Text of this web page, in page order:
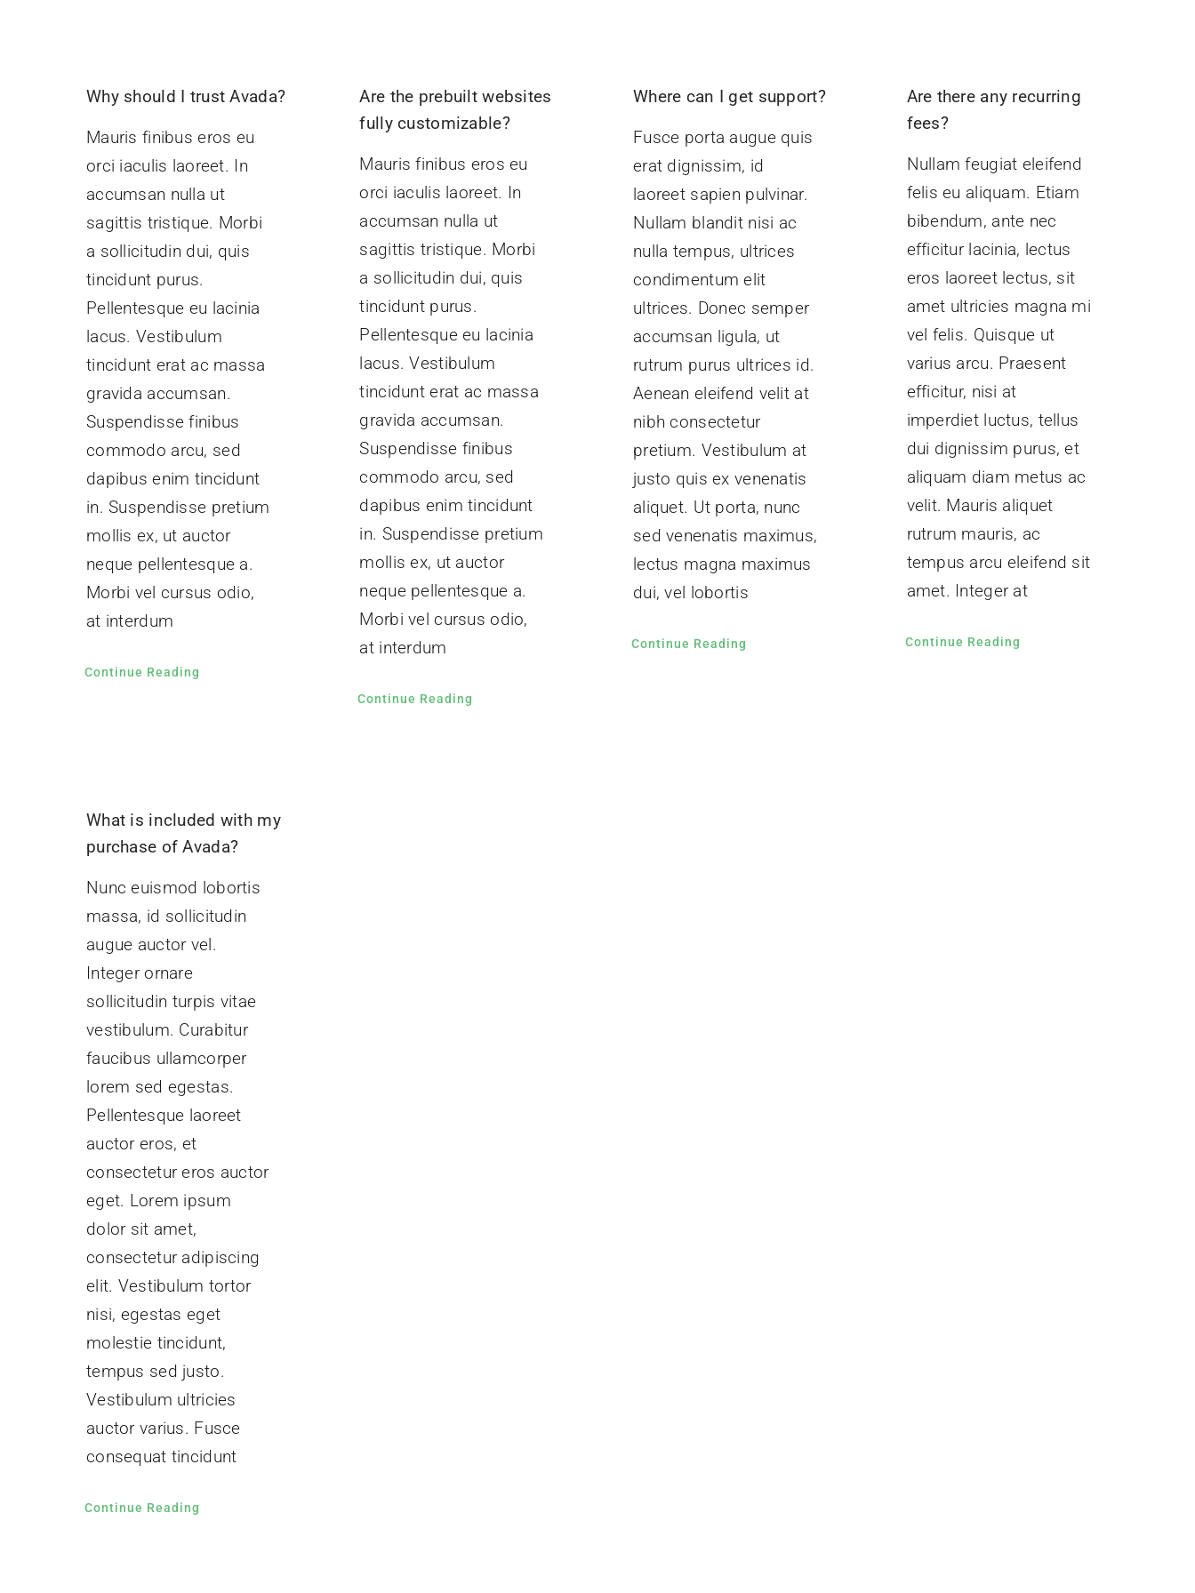
Why should I trust Avada?
Mauris finibus eros eu
orci iaculis laoreet. In
accumsan nulla ut
sagittis tristique. Morbi
a sollicitudin dui, quis
tincidunt purus.
Pellentesque eu lacinia
lacus. Vestibulum
tincidunt erat ac massa
gravida accumsan.
Suspendisse finibus
commodo arcu, sed
dapibus enim tincidunt
in. Suspendisse pretium
mollis ex, ut auctor
neque pellentesque a.
Morbi vel cursus odio,
at interdum
Continue Reading
Are the prebuilt websites
fully customizable?
Mauris finibus eros eu
orci iaculis laoreet. In
accumsan nulla ut
sagittis tristique. Morbi
a sollicitudin dui, quis
tincidunt purus.
Pellentesque eu lacinia
lacus. Vestibulum
tincidunt erat ac massa
gravida accumsan.
Suspendisse finibus
commodo arcu, sed
dapibus enim tincidunt
in. Suspendisse pretium
mollis ex, ut auctor
neque pellentesque a.
Morbi vel cursus odio,
at interdum
Continue Reading
Where can I get support?
Fusce porta augue quis
erat dignissim, id
laoreet sapien pulvinar.
Nullam blandit nisi ac
nulla tempus, ultrices
condimentum elit
ultrices. Donec semper
accumsan ligula, ut
rutrum purus ultrices id.
Aenean eleifend velit at
nibh consectetur
pretium. Vestibulum at
justo quis ex venenatis
aliquet. Ut porta, nunc
sed venenatis maximus,
lectus magna maximus
dui, vel lobortis
Continue Reading
Are there any recurring
fees?
Nullam feugiat eleifend
felis eu aliquam. Etiam
bibendum, ante nec
efficitur lacinia, lectus
eros laoreet lectus, sit
amet ultricies magna mi
vel felis. Quisque ut
varius arcu. Praesent
efficitur, nisi at
imperdiet luctus, tellus
dui dignissim purus, et
aliquam diam metus ac
velit. Mauris aliquet
rutrum mauris, ac
tempus arcu eleifend sit
amet. Integer at
Continue Reading
What is included with my
purchase of Avada?
Nunc euismod lobortis
massa, id sollicitudin
augue auctor vel.
Integer ornare
sollicitudin turpis vitae
vestibulum. Curabitur
faucibus ullamcorper
lorem sed egestas.
Pellentesque laoreet
auctor eros, et
consectetur eros auctor
eget. Lorem ipsum
dolor sit amet,
consectetur adipiscing
elit. Vestibulum tortor
nisi, egestas eget
molestie tincidunt,
tempus sed justo.
Vestibulum ultricies
auctor varius. Fusce
consequat tincidunt
Continue Reading